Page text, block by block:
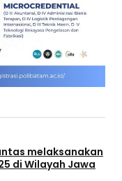
melaksanakan
di Wilayah Jawa